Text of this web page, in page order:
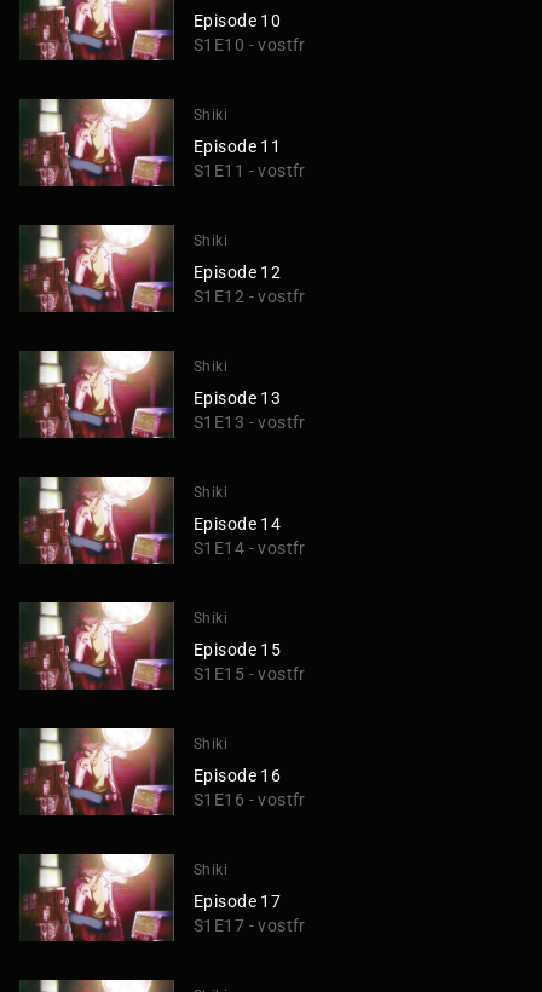
Episode 10
S1E10 - vostfr
Shiki
Episode 11
S1E11 - vostfr
Shiki
Episode 12
S1E12 - vostfr
Shiki
Episode 13
S1E13 - vostfr
Shiki
Episode 14
S1E14 - vostfr
Shiki
Episode 15
S1E15 - vostfr
Shiki
Episode 16
S1E16 - vostfr
Shiki
Episode 17
S1E17 - vostfr